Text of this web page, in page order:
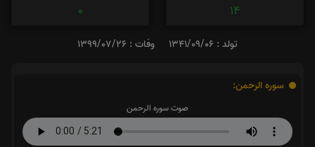
14
0
تولد : 1341/09/06 وفات : 1399/07/26
سوره الرحمن:
صوت سوره الرحمن